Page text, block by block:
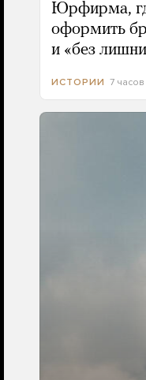
Юрфирма,
оформить
и «без
ИСТОРИИ 7 часов